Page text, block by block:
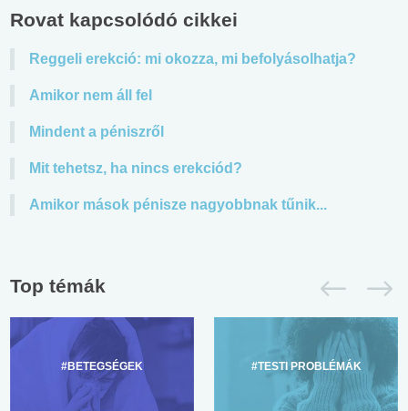
Rovat kapcsolódó cikkei
Reggeli erekció: mi okozza, mi befolyásolhatja?
Amikor nem áll fel
Mindent a péniszről
Mit tehetsz, ha nincs erekciód?
Amikor mások pénisze nagyobbnak tűnik...
Top témák
#BETEGSÉGEK #TESTI PROBLÉMÁK